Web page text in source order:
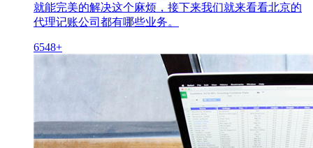
就能完美的解决这个麻烦，接下来我们就来看看北京的
代理记账公司都有哪些业务。
6548+